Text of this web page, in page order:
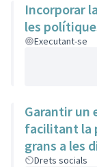
Incorporar
les
Executant-se
Garantir un
facilitant la
grans a les
Drets socials